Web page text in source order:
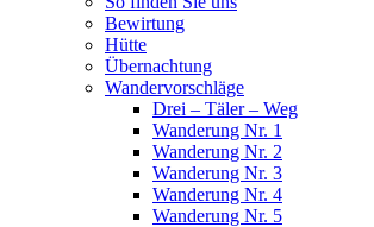
Bewirtung
Hütte
Übernachtung
Wandervorschläge
Drei – Täler – Weg
Wanderung Nr. 1
Wanderung Nr. 2
Wanderung Nr. 3
Wanderung Nr. 4
Wanderung Nr. 5